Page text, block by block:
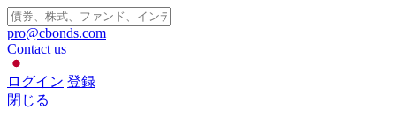
pro@cbonds.com
Contact us
ログイン 登録
閉じる